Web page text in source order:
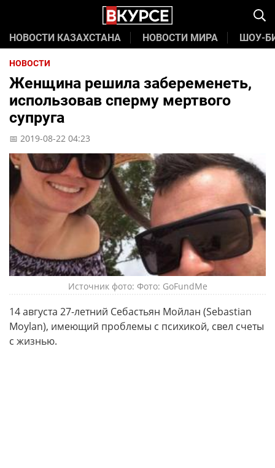
НОВОСТИ КАЗАХСТАНА НОВОСТИ МИРА ШОУ-
НОВОСТИ
Женщина решила забеременеть,
использовав сперму мертвого
супруга
📅 2019-08-22 04:23
Источник фото: Фото: GoFundMe
14 августа 27-летний Себастьян Мойлан (Sebastian
Moylan), имеющий проблемы с психикой, свел счеты
с жизнью.